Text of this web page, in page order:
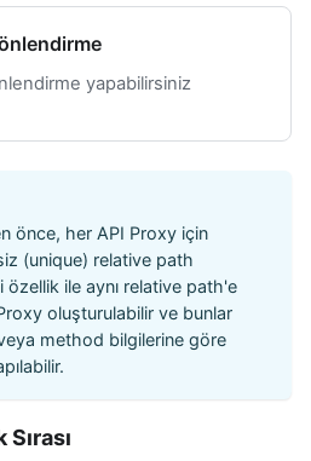
yapabilirsiniz
önce, her API Proxy için
(unique) relative path
özellik ile aynı relative path'e
oluşturulabilir ve bunlar
method bilgilerine göre